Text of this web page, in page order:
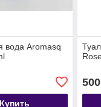
вода Aromasq
Купить
500